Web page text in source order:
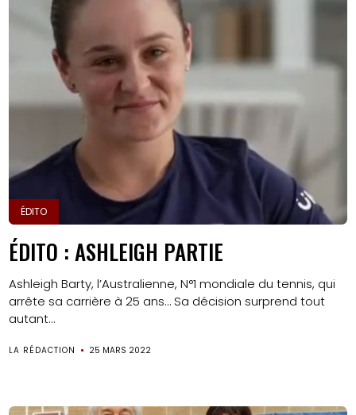
ÉDITO
ÉDITO : ASHLEIGH PARTIE
Ashleigh Barty, l’Australienne, N°1 mondiale du tennis, qui
arrête sa carrière à 25 ans… Sa décision surprend tout
autant...
LA RÉDACTION 25 MARS 2022